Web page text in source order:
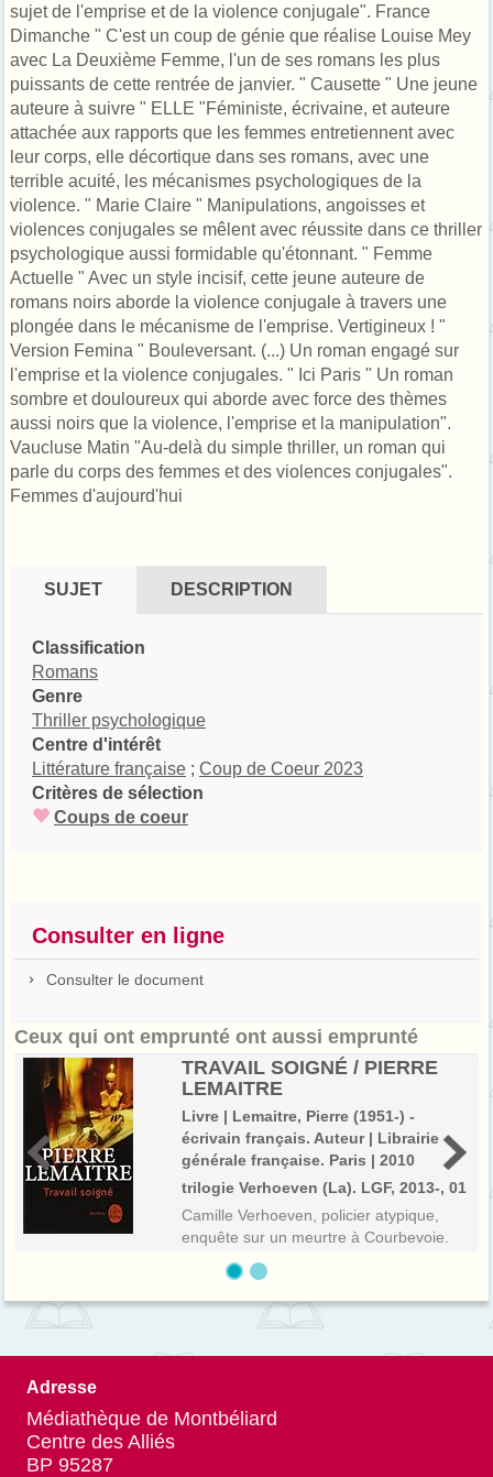
sujet de l'emprise et de la violence conjugale". France
Dimanche " C'est un coup de génie que réalise Louise Mey
avec La Deuxième Femme, l'un de ses romans les plus
puissants de cette rentrée de janvier. " Causette " Une jeune
auteure à suivre " ELLE "Féministe, écrivaine, et auteure
attachée aux rapports que les femmes entretiennent avec
leur corps, elle décortique dans ses romans, avec une
terrible acuité, les mécanismes psychologiques de la
violence. " Marie Claire " Manipulations, angoisses et
violences conjugales se mêlent avec réussite dans ce thriller
psychologique aussi formidable qu'étonnant. " Femme
Actuelle " Avec un style incisif, cette jeune auteure de
romans noirs aborde la violence conjugale à travers une
plongée dans le mécanisme de l'emprise. Vertigineux ! "
Version Femina " Bouleversant. (...) Un roman engagé sur
l'emprise et la violence conjugales. " Ici Paris " Un roman
sombre et douloureux qui aborde avec force des thèmes
aussi noirs que la violence, l'emprise et la manipulation".
Vaucluse Matin "Au-delà du simple thriller, un roman qui
parle du corps des femmes et des violences conjugales".
Femmes d'aujourd'hui
SUJET DESCRIPTION
Classification
Romans
Genre
Thriller psychologique
Centre d'intérêt
Littérature française ; Coup de Coeur 2023
Critères de sélection
Coups de coeur
Consulter en ligne
Consulter le document
Ceux qui ont emprunté ont aussi emprunté
TRAVAIL SOIGNÉ / PIERRE
LEMAITRE
Livre | Lemaitre, Pierre (1951-) -
écrivain français. Auteur | Librairie
générale française. Paris | 2010
trilogie Verhoeven (La). LGF, 2013-, 01
Camille Verhoeven, policier atypique,
enquête sur un meurtre à Courbevoie.
L'affaire se complique lorsqu'il formule
une hypothèse hors normes qui le met
seul face à un assassin qui semble avoir
tout prévu. Prix Cognac 2006.
Adresse
Médiathèque de Montbéliard
Centre des Alliés
BP 95287